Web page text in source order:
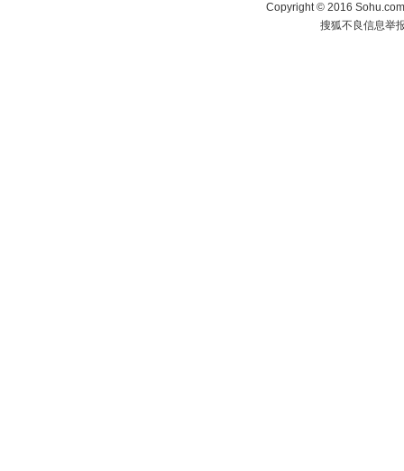
Copyright©2016
搜狐不良信息举